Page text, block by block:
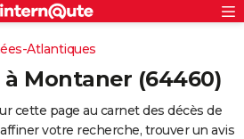
S'inscrire
Connexion
Atlantiques
à Montaner (64460)
cette page au carnet des décès de
votre recherche, trouver un avis